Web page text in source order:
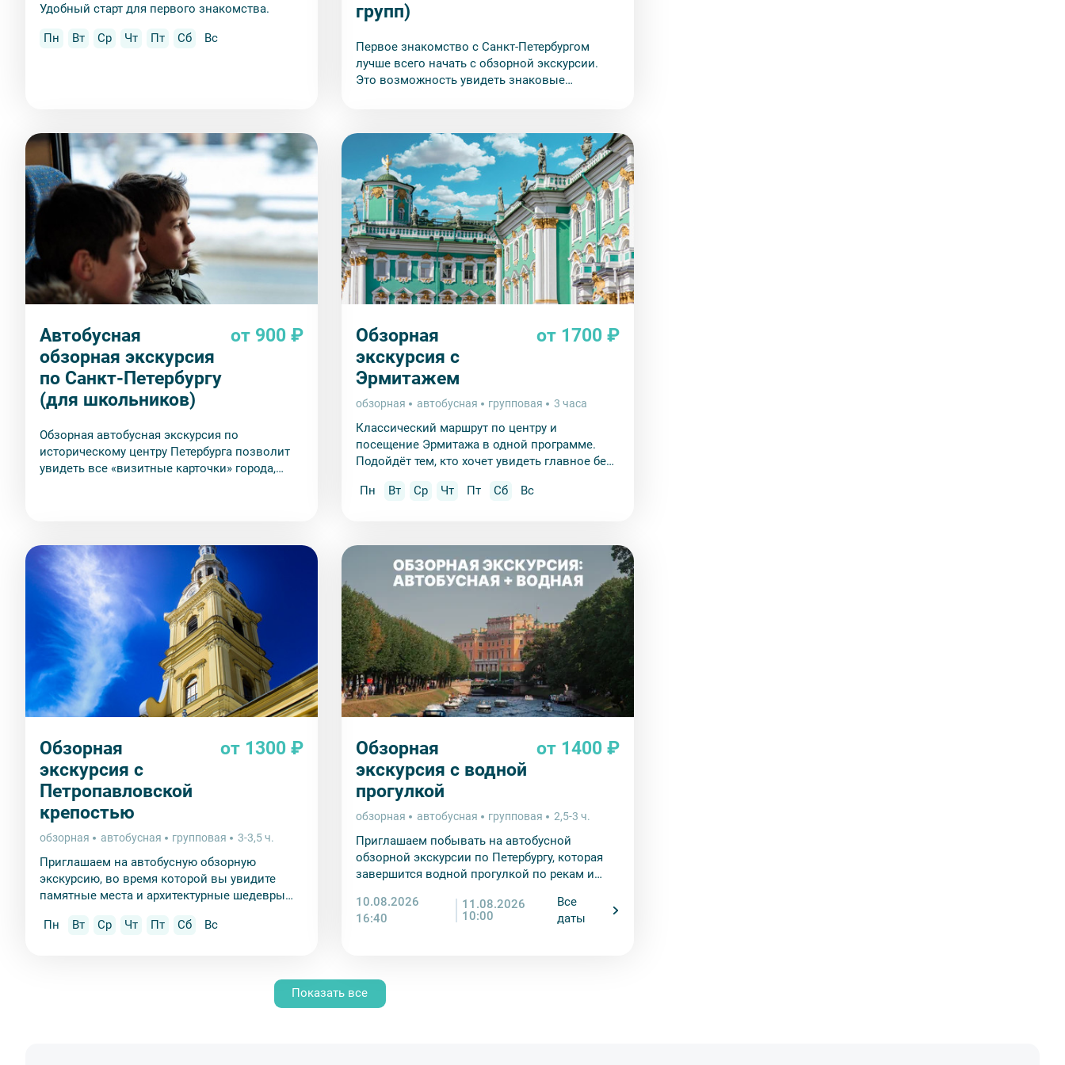
Удобный старт для первого знакомства.
Пн Вт Ср Чт Пт Сб Вс
групп)
Первое знакомство с Санкт-Петербургом
лучше всего начать с обзорной экскурсии.
Это возможность увидеть знаковые
Автобусная
обзорная экскурсия
по Санкт-Петербургу
(для школьников)
от 900 ₽
Обзорная автобусная экскурсия по
историческому центру Петербурга позволит
увидеть все «визитные карточки» города,
Обзорная
экскурсия с
Эрмитажем
от 1700 ₽
обзорная автобусная групповая 3 часа
Классический маршрут по центру и
посещение Эрмитажа в одной программе.
Подойдёт тем, кто хочет увидеть главное без
Пн
Вт Ср Чт Пт Сб Вс
Обзорная
экскурсия с
Петропавловской
крепостью
от 1300 ₽
обзорная автобусная групповая 3-3,5 ч.
Приглашаем на автобусную обзорную
экскурсию, во время которой вы увидите
памятные места и архитектурные шедевры
Петропавловскую крепость.
Пн Вт Ср Чт Пт Сб Вс
Обзорная
экскурсия с водной
прогулкой
от 1400 ₽
обзорная автобусная групповая 2,5-3 ч.
Приглашаем побывать на автобусной
обзорной экскурсии по Петербургу, которая
завершится водной прогулкой по рекам и
10.08.2026
16:40
11.08.2026
10:00
Все
даты
Показать все